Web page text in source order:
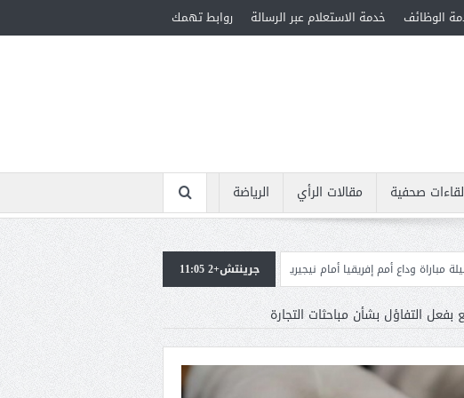
الوظائف خدمة الاستعلام عبر الرسالة روابط تهمك
لقاءات صحفية مقالات الرأي
الرياضة
أمام نيجيريا
استقبال جماهيرى حاشد لمحمد صلاح لدى وصوله إلى تركيا لإتمام انتقاله
جرينتش+2 11:05
التفاؤل بشأن مباحثات التجارة